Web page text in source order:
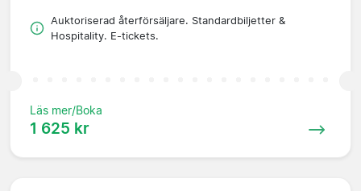
Auktoriserad återförsäljare. Standardbiljetter &
Hospitality. E-tickets.
Läs mer/Boka
1 625 kr